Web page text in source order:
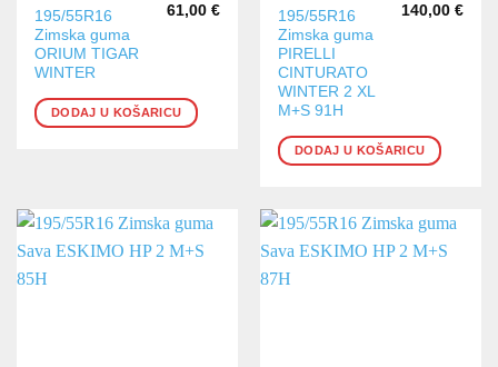
195/55R16
Zimska guma
ORIUM TIGAR
WINTER
61,00 €
DODAJ U KOŠARICU
195/55R16
Zimska guma
PIRELLI
CINTURATO
WINTER 2 XL
M+S 91H
140,00 €
DODAJ U KOŠARICU